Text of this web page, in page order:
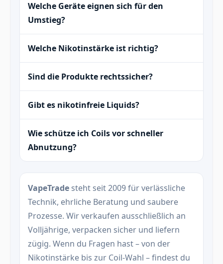
Welche Geräte eignen sich für den
Umstieg?
Welche Nikotinstärke ist richtig?
Sind die Produkte rechtssicher?
Gibt es nikotinfreie Liquids?
Wie schütze ich Coils vor schneller
Abnutzung?
VapeTrade steht seit 2009 für verlässliche
Technik, ehrliche Beratung und saubere
Prozesse. Wir verkaufen ausschließlich an
Volljährige, verpacken sicher und liefern
zügig. Wenn du Fragen hast – von der
Nikotinstärke bis zur Coil-Wahl – findest du